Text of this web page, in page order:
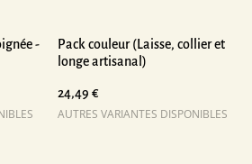
-
Pack couleur (Laisse, collier et
longe artisanal)
24,49 €
AUTRES VARIANTES DISPONIBLES